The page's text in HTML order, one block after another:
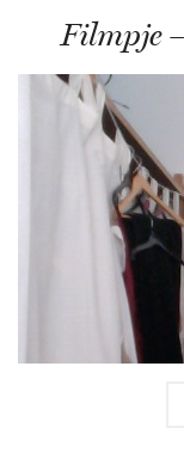
Filmpje